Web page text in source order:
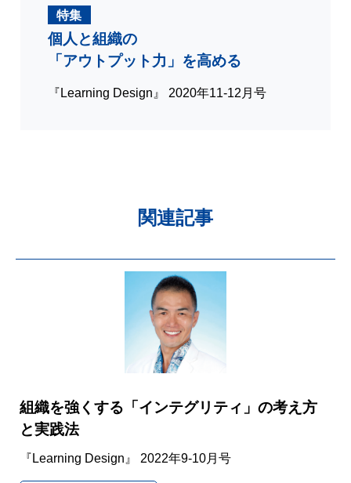
特集
個人と組織の
「アウトプット力」を高める
『Learning Design』 2020年11-12月号
関連記事
組織を強くする「インテグリティ」の考え方
と実践法
『Learning Design』 2022年9-10月号